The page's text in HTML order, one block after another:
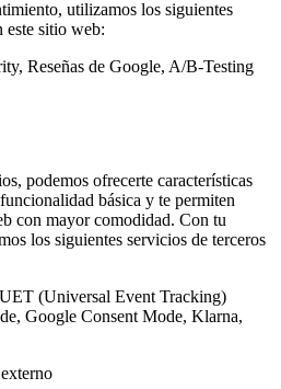
utilizamos los siguientes
este sitio web:
Reseñas de Google, A/B-Testing
podemos ofrecerte características
básica y te permiten
con mayor comodidad. Con tu
los siguientes servicios de terceros
(Universal Event Tracking)
Google Consent Mode, Klarna,